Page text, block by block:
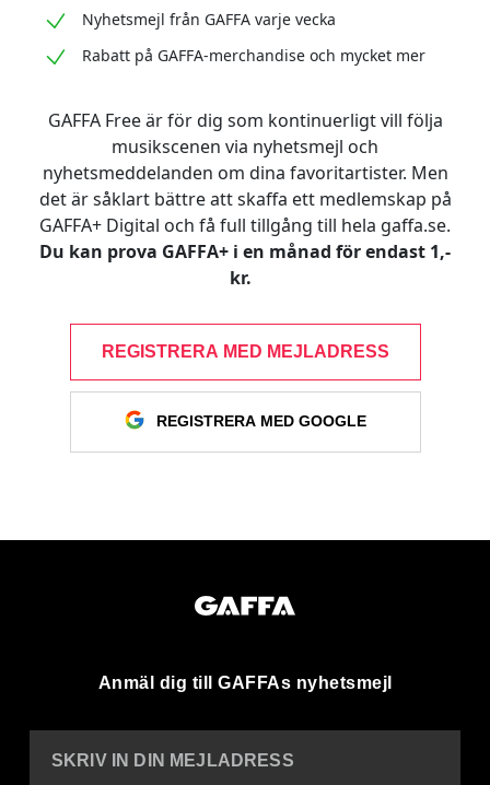
Nyhetsmejl från GAFFA varje vecka
Rabatt på GAFFA-merchandise och mycket mer
GAFFA Free är för dig som kontinuerligt vill följa
musikscenen via nyhetsmejl och
nyhetsmeddelanden om dina favoritartister. Men
det är såklart bättre att skaffa ett medlemskap på
GAFFA+ Digital och få full tillgång till hela gaffa.se.
Du kan prova GAFFA+ i en månad för endast 1,-
kr.
REGISTRERA MED MEJLADRESS
REGISTRERA MED GOOGLE
Anmäl dig till GAFFAs nyhetsmejl
SKRIV IN DIN MEJLADRESS